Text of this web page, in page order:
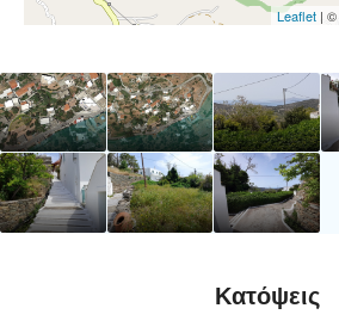
Leaflet | ©
Κατόψεις